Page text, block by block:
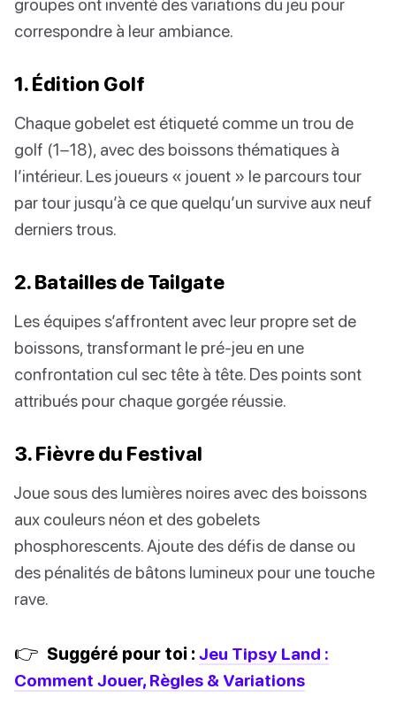
groupes ont inventé des variations du jeu pour
correspondre à leur ambiance.
1. Édition Golf
Chaque gobelet est étiqueté comme un trou de
golf (1–18), avec des boissons thématiques à
l’intérieur. Les joueurs « jouent » le parcours tour
par tour jusqu’à ce que quelqu’un survive aux neuf
derniers trous.
2. Batailles de Tailgate
Les équipes s’affrontent avec leur propre set de
boissons, transformant le pré-jeu en une
confrontation cul sec tête à tête. Des points sont
attribués pour chaque gorgée réussie.
3. Fièvre du Festival
Joue sous des lumières noires avec des boissons
aux couleurs néon et des gobelets
phosphorescents. Ajoute des défis de danse ou
des pénalités de bâtons lumineux pour une touche
rave.
👉 Suggéré pour toi : Jeu Tipsy Land :
Comment Jouer, Règles & Variations